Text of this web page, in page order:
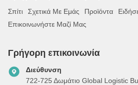
Σπίτι Σχετικά Με Εμάς Προϊόντα
Επικοινωνήστε Μαζί Μας
Γρήγορη επικοινωνία
Διεύθυνση
722-725 Δωμάτιο Global Logistic